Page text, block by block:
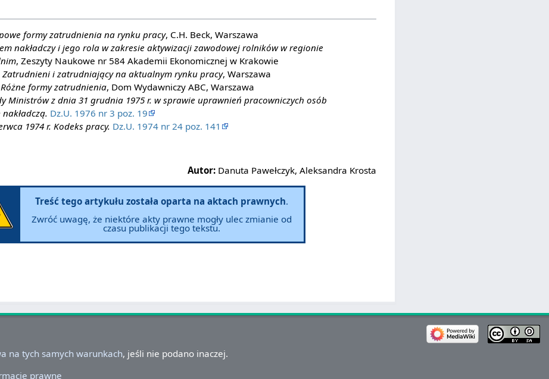
formy zatrudnienia na rynku pracy, C.H. Beck, Warszawa
nakładczy i jego rola w zakresie aktywizacji zawodowej rolników w regionie
, Zeszyty Naukowe nr 584 Akademii Ekonomicznej w Krakowie
Zatrudnieni i zatrudniający na aktualnym rynku pracy, Warszawa
Różne formy zatrudnienia, Dom Wydawniczy ABC, Warszawa
Ministrów z dnia 31 grudnia 1975 r. w sprawie uprawnień pracowniczych osób
Dz.U. 1976 nr 3 poz. 19
1974 r. Kodeks pracy. Dz.U. 1974 nr 24 poz. 141
Autor: Danuta Pawełczyk, Aleksandra Krosta
Treść tego artykułu została oparta na aktach prawnych.
Zwróć uwagę, że niektóre akty prawne mogły ulec zmianie od
czasu publikacji tego tekstu.
na tych samych warunkach, jeśli nie podano inaczej.
prawne